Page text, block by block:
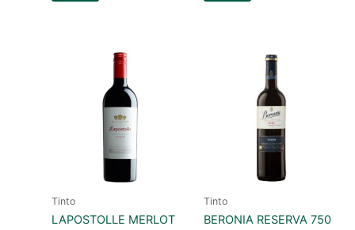
Tinto
LAPOSTOLLE MERLOT
Tinto
BERONIA RESERVA 750